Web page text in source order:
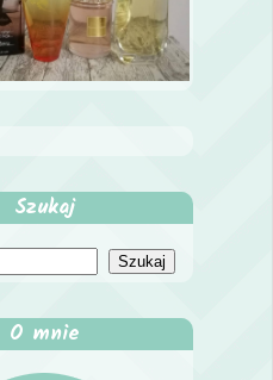
Szukaj
O mnie